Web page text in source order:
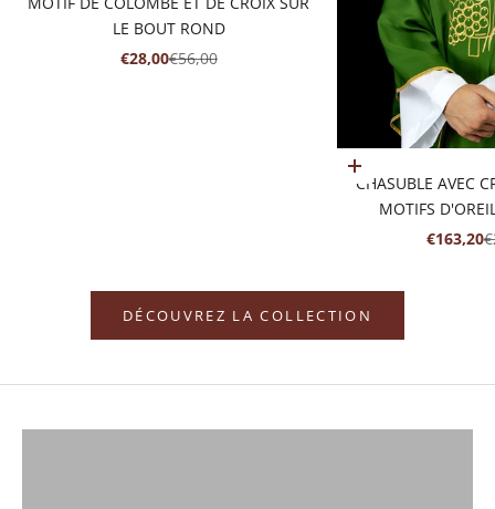
LE BOUT ROND
PRIX DE VENTE
€28,00PRIX NORMAL
€56,00
Ajouter au panier
CHASUBLE AVEC
MOTIFS
PRIX DE
€163,20
DÉCOUVREZ LA COLLECTION